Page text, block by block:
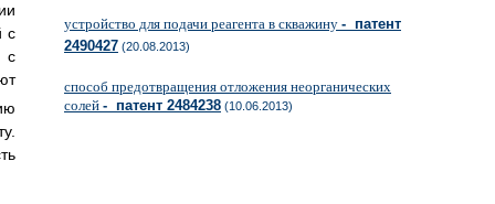
с
с
устройство для подачи реагента в скважину - патент
2490427 (20.08.2013)
способ предотвращения отложения неорганических
солей - патент 2484238 (10.06.2013)